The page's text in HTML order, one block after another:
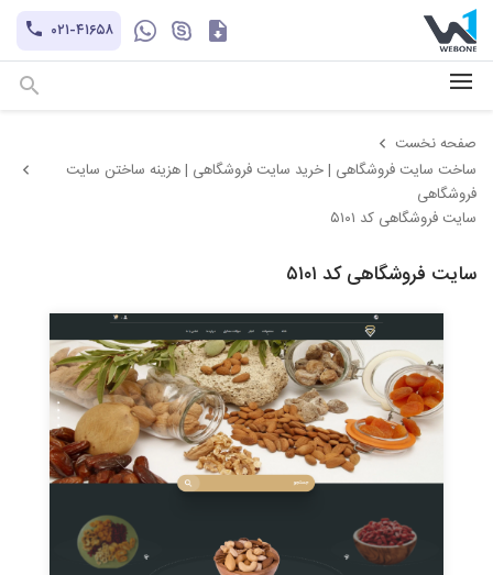
۰۲۱-۴۱۶۵۸
+۹۸-۹۳۰۲۱۲۱۱۰۱
hayatechsocial
کاتالوگ
صفحه نخست
ساخت سایت فروشگاهی | خرید سایت فروشگاهی | هزینه ساختن سایت
فروشگاهی
سایت فروشگاهی کد ۵۱۰۱
سایت فروشگاهی کد ۵۱۰۱